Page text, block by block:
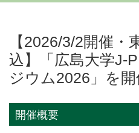
【2026/3/2開催・
込】「広島大学J-
ジウム2026」を
開催概要